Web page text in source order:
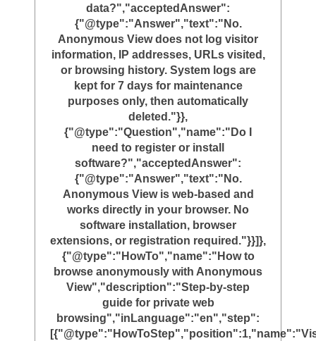
data?","acceptedAnswer":
{"@type":"Answer","text":"No.
Anonymous View does not log visitor
information, IP addresses, URLs visited,
or browsing history. System logs are
kept for 7 days for maintenance
purposes only, then automatically
deleted."}},
{"@type":"Question","name":"Do I
need to register or install
software?","acceptedAnswer":
{"@type":"Answer","text":"No.
Anonymous View is web-based and
works directly in your browser. No
software installation, browser
extensions, or registration required."}}]},
{"@type":"HowTo","name":"How to
browse anonymously with Anonymous
View","description":"Step-by-step
guide for private web
browsing","inLanguage":"en","step":